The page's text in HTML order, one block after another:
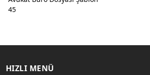
45
HIZLI MENÜ